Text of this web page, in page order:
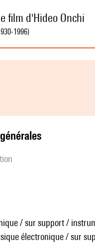
film d'Hideo Onchi
-1996)
/ sur support /
électronique / sur